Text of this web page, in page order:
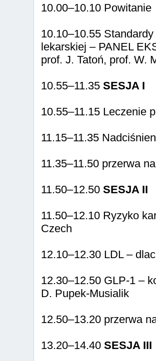
10.00–10.10 Powitanie
10.10–10.55
lekarskiej – PANEL
prof. J. Tatoń, prof. W.
10.55–11.35 SESJA I
10.55–11.15 Leczenie
11.15–11.35
11.35–11.50 przerwa
11.50–12.50 SESJA II
11.50–12.10 Ryzyko
Czech
12.10–12.30 LDL –
12.30–12.50 GLP-1 –
D. Pupek-Musialik
12.50–13.20 przerwa
13.20–14.40 SESJA III